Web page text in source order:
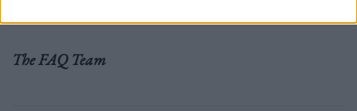
The FAQ Team